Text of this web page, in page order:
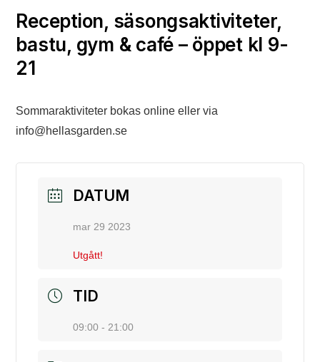
Reception, säsongsaktiviteter,
bastu, gym & café – öppet kl 9-
21
Sommaraktiviteter bokas online eller via
info@hellasgarden.se
DATUM
mar 29 2023
Utgått!
TID
09:00 - 21:00